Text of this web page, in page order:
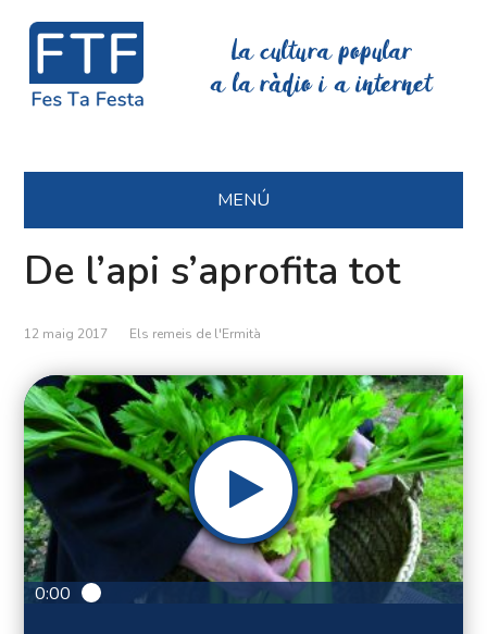
La cultura popular
a la ràdio i a internet
MENÚ
De l’api s’aprofita tot
12 maig 2017 Els remeis de l'Ermità
0:00